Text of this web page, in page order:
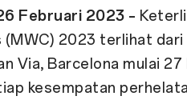
Februari 2023 –
(MWC) 2023 terlihat dari
Via, Barcelona mulai
kesempatan